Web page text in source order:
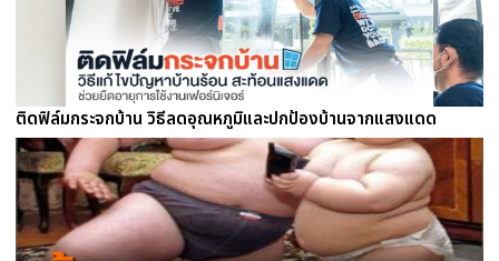
ติดฟิล์มกระจกบ้าน วิธีลดอุณหภูมิและปกป้องบ้านจากแสงแดด